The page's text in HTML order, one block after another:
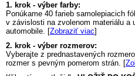
1. krok - výber farby:
Ponúkame 40 farieb samolepiacich
v závislosti na zvolenom materiálu a
automobile. [Zobraziť viac]
2. krok - výber rozmerov:
Vyberajte z prednastavených
rozmer s pevným pomerom strán. [